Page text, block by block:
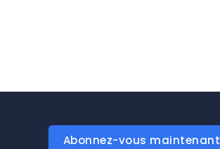
Abonnez-vous maintenant